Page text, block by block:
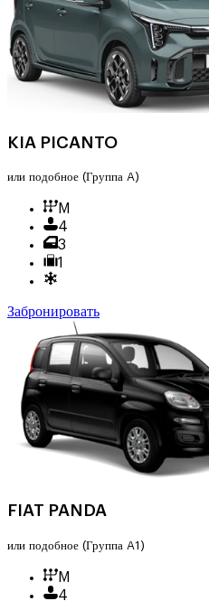
KIA PICANTO
или подобное (Группа A)
M
4
3
1
Забронировать
FIAT PANDA
или подобное (Группа A1)
M
4